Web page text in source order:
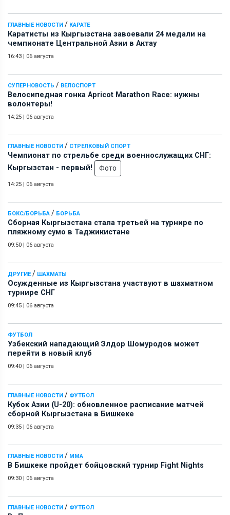
ГЛАВНЫЕ НОВОСТИ / КАРАТЕ
Каратисты из Кыргызстана завоевали 24 медали на
чемпионате Центральной Азии в Актау
16:43 06 августа
СУПЕРНОВОСТЬ / ВЕЛОСПОРТ
Велосипедная гонка Apricot Marathon Race: нужны
волонтеры!
14:25 06 августа
ГЛАВНЫЕ НОВОСТИ / СТРЕЛКОВЫЙ СПОРТ
Чемпионат по стрельбе среди военнослужащих СНГ:
Кыргызстан - первый!
Фото
14:25 06 августа
БОКС/БОРЬБА / БОРЬБА
Сборная Кыргызстана стала третьей на турнире по
пляжному сумо в Таджикистане
09:50 06 августа
ДРУГИЕ/ ШАХМАТЫ
Осужденные из Кыргызстана участвуют в шахматном
турнире СНГ
09:45 06 августа
ФУТБОЛ
Узбекский нападающий Элдор Шомуродов может
перейти в новый клуб
09:40 06 августа
ГЛАВНЫЕ НОВОСТИ / ФУТБОЛ
Кубок Азии (U-20): обновленное расписание матчей
сборной Кыргызстана в Бишкеке
09:35 06 августа
ГЛАВНЫЕ НОВОСТИ / ММА
В Бишкеке пройдет бойцовский турнир Fight Nights
09:30 06 августа
ГЛАВНЫЕ НОВОСТИ / ФУТБОЛ